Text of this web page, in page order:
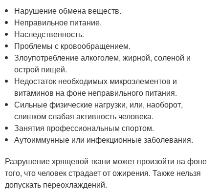
Нарушение обмена веществ.
Неправильное питание.
Наследственность.
Проблемы с кровообращением.
Злоупотребление алкоголем, жирной, соленой и
острой пищей.
Недостаток необходимых микроэлементов и
витаминов на фоне неправильного питания.
Сильные физические нагрузки, или, наоборот,
слишком слабая активность человека.
Занятия профессиональным спортом.
Аутоиммунные или инфекционные заболевания.
Разрушение хрящевой ткани может произойти на фоне
того, что человек страдает от ожирения. Также нельзя
допускать переохлаждений.